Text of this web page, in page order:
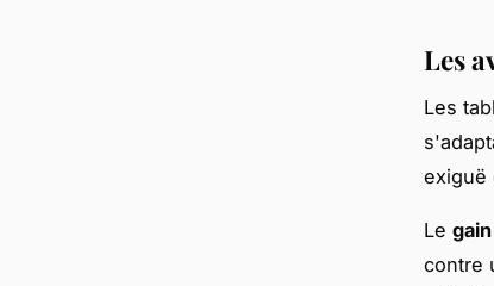
Les
Les
exiguë
Le
contre